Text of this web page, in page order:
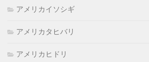
アメリカイソシギ
アメリカタヒバリ
アメリカヒドリ